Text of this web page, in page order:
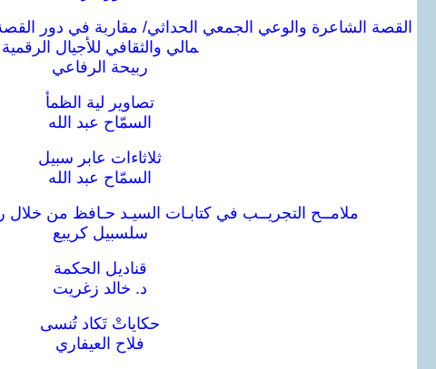
القصة الشاعرة والوعي الجمعي الحداثي/ مقاربة في دور
مالي والثقافي للأجيال الرقمية
ربيحة الرفاعي
تصاوير لية الظمأ
السمّاح عبد الله
ثلاثاءات عابر سبيل
السمّاح عبد الله
ملامــح التجريــب في كتابـات السيـد حـافظ من
سلسبيل كريبع
قناديل الحكمة
د. خالد زغريت
حكاياتْ تَكاد تُنسى
فلاح العيفاري